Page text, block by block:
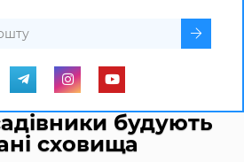
будують
сховища